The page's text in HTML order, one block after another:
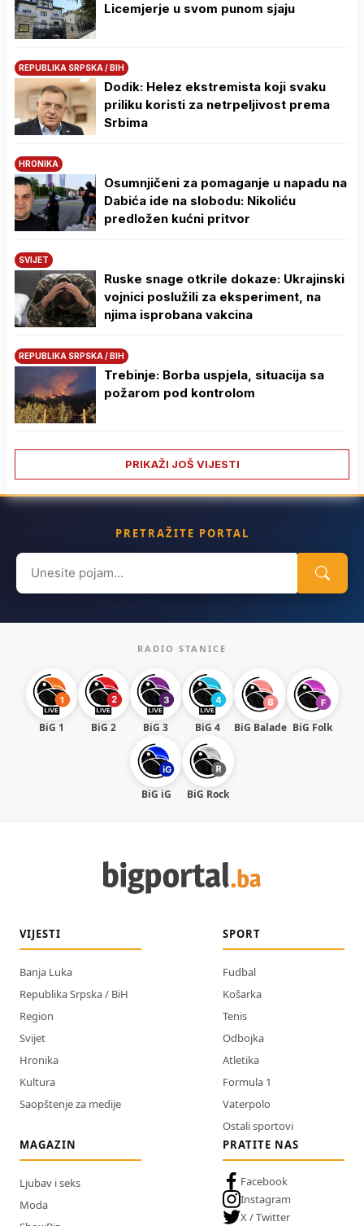
Licemjerje u svom punom sjaju
REPUBLIKA SRPSKA / BIH
Dodik: Helez ekstremista koji svaku
priliku koristi za netrpeljivost prema
Srbima
HRONIKA
Osumnjičeni za pomaganje u napadu na
Dabića ide na slobodu: Nikoliću
predložen kućni pritvor
SVIJET
Ruske snage otkrile dokaze: Ukrajinski
vojnici poslužili za eksperiment, na
njima isprobana vakcina
REPUBLIKA SRPSKA / BIH
Trebinje: Borba uspjela, situacija sa
požarom pod kontrolom
PRIKAŽI JOŠ VIJESTI
PRETRAŽITE PORTAL
Search
for:
RADIO STANICE
BiG 1 BiG 2 BiG 3 BiG 4 BiG Balade BiG Folk
BiG iG BiG Rock
VIJESTI
Banja Luka
Republika Srpska / BiH
Region
Svijet
Hronika
Kultura
Saopštenje za medije
SPORT
Fudbal
Košarka
Tenis
Odbojka
Atletika
Formula 1
Vaterpolo
Ostali sportovi
MAGAZIN
Ljubav i seks
Moda
PRATITE NAS
Facebook
Instagram
X / Twitter